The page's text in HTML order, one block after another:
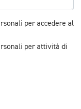
per accedere al
per attività di